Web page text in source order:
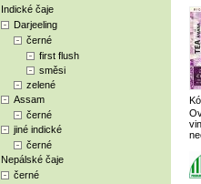
Indické čaje
Darjeeling
černé
first flush
směsi
zelené
Assam
černé
jiné indické
černé
Nepálské čaje
černé